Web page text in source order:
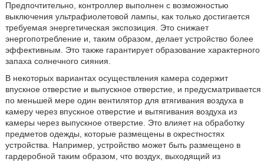
Предпочтительно, контроллер выполнен с возможностью
выключения ультрафиолетовой лампы, как только достигается
требуемая энергетическая экспозиция. Это снижает
энергопотребление и, таким образом, делает устройство более
эффективным. Это также гарантирует образование характерного
запаха солнечного сияния.
В некоторых вариантах осуществления камера содержит
впускное отверстие и выпускное отверстие, и предусматривается
по меньшей мере один вентилятор для втягивания воздуха в
камеру через впускное отверстие и вытягивания воздуха из
камеры через выпускное отверстие. Это влияет на обработку
предметов одежды, которые размещены в окрестностях
устройства. Например, устройство может быть размещено в
гардеробной таким образом, что воздух, выходящий из